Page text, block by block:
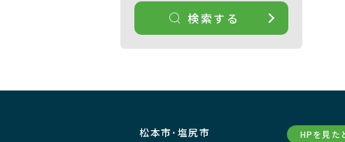
検索する
松本市･塩尻市
HPを見た